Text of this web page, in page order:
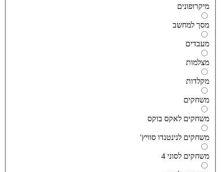
למחשב
לאקס בוקס
לנינטנדו סוויץ'
לסוני 4